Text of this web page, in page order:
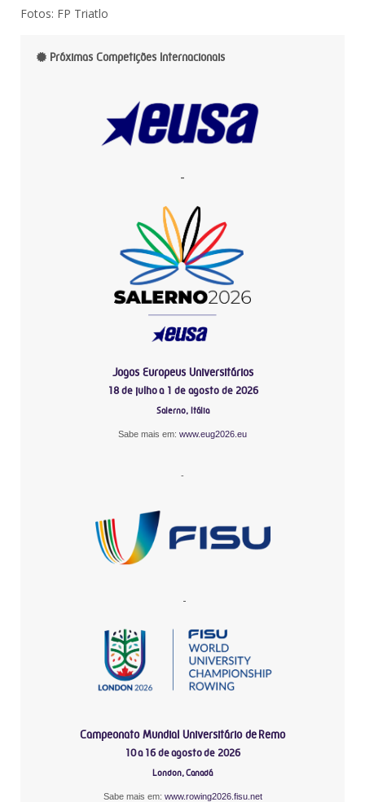
Fotos: FP Triatlo
Próximas Competições Internacionais
-
Jogos Europeus Universitários
18 de julho a 1 de agosto de 2026
Salerno, Itália
Sabe mais em: www.eug2026.eu
-
-
Campeonato Mundial Universitário de Remo
10 a 16 de agosto de 2026
London, Canadá
Sabe mais em: www.rowing2026.fisu.net